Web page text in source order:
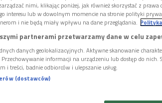
praca z pięknymi
opatrzeć?
nimi, klikając poniżej, jak również skorzystać z prawa
interesu lub w dowolnym momencie na stronie polityki
i nie będą miały wpływu na dane przeglądania.
partnerami przetwarzamy dane w celu
danych geolokalizacyjnych. Aktywne skanowanie
informacji na urządzeniu lub dostęp do nich.
i treści, badnie odbiorców i ulepszanie usług.
(dostawców)